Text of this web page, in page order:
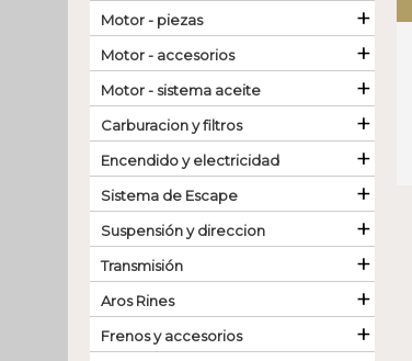
Motor - piezas
+
Motor - accesorios +
Motor - sistema aceite +
Carburacion y filtros +
Encendido y electricidad +
Sistema de Escape +
Suspensión y direccion +
Transmisión +
Aros Rines +
Frenos y accesorios +